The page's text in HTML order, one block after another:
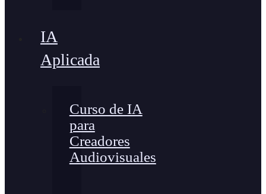
IA
Aplicada
Curso de IA
para
Creadores
Audiovisuales